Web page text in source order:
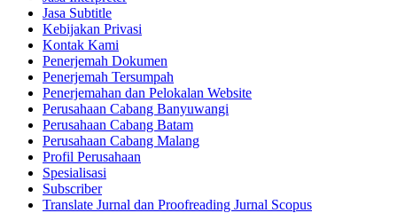
Jasa Subtitle
Kebijakan Privasi
Kontak Kami
Penerjemah Dokumen
Penerjemah Tersumpah
Penerjemahan dan Pelokalan Website
Perusahaan Cabang Banyuwangi
Perusahaan Cabang Batam
Perusahaan Cabang Malang
Profil Perusahaan
Spesialisasi
Subscriber
Translate Jurnal dan Proofreading Jurnal Scopus